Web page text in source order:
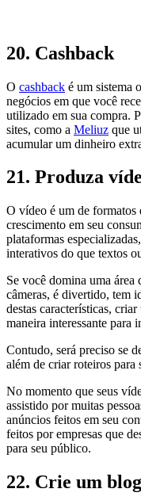
20. Cashback
O cashback é um sistema
negócios em que você
utilizado em sua compra.
sites, como a Meliuz que
acumular um dinheiro
21. Produza
O vídeo é um de formatos
crescimento em seu
plataformas
interativos do que textos
Se você domina uma área
câmeras, é divertido, tem
destas características,
maneira interessante para
Contudo, será preciso se
além de criar roteiros para
No momento que seus
assistido por muitas
anúncios feitos em seu
feitos por empresas que
para seu público.
22. Crie um blog